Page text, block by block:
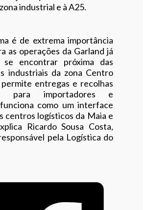
industrial e à A25.
é de extrema importância
as operações da Garland já
encontrar próxima das
industriais da zona Centro
entregas e recolhas
para importadores e
como um interface
centros logísticos da Maia e
Ricardo Sousa Costa,
pela Logística do